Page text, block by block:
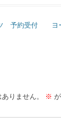
予約受付
ヨ
りません。 ※